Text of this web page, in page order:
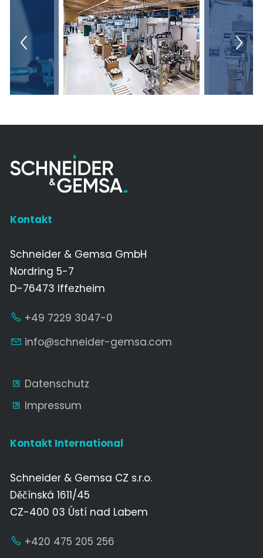
Kontakt
Schneider & Gemsa GmbH
Nordring 5-7
D-76473 Iffezheim
+49 7229 3047-0
nf
schn d r-g ms c m
Datenschutz
Impressum
Kontakt International
Schneider & Gemsa CZ s.r.o.
Děčínská 1611/45
CZ-400 03 Ústí nad Labem
+420 475 205 256